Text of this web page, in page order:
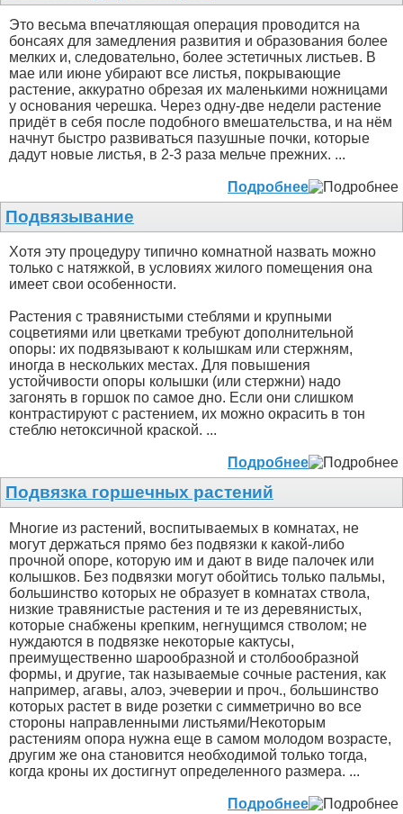
Это весьма впечатляющая операция проводится на
бонсаях для замедления развития и образования более
мелких и, следовательно, более эстетичных листьев. В
мае или июне убирают все листья, покрывающие
растение, аккуратно обрезая их маленькими ножницами
у основания черешка. Через одну-две недели растение
придёт в себя после подобного вмешательства, и на нём
начнут быстро развиваться пазушные почки, которые
дадут новые листья, в 2-3 раза мельче прежних. ...
Подробнее
Подвязывание
Хотя эту процедуру типично комнатной назвать можно
только с натяжкой, в условиях жилого помещения она
имеет свои особенности.
Растения с травянистыми стеблями и крупными
соцветиями или цветками требуют дополнительной
опоры: их подвязывают к колышкам или стержням,
иногда в нескольких местах. Для повышения
устойчивости опоры колышки (или стержни) надо
загонять в горшок по самое дно. Если они слишком
контрастируют с растением, их можно окрасить в тон
стеблю нетоксичной краской. ...
Подробнее
Подвязка горшечных растений
Многие из растений, воспитываемых в комнатах, не
могут держаться прямо без подвязки к какой-либо
прочной опоре, которую им и дают в виде палочек или
колышков. Без подвязки могут обойтись только пальмы,
большинство которых не образует в комнатах ствола,
низкие травянистые растения и те из деревянистых,
которые снабжены крепким, негнущимся стволом; не
нуждаются в подвязке некоторые кактусы,
преимущественно шарообразной и столбообразной
формы, и другие, так называемые сочные растения, как
например, агавы, алоэ, эчеверии и проч., большинство
которых растет в виде розетки с симметрично во все
стороны направленными листьями/Некоторым
растениям опора нужна еще в самом молодом возрасте,
другим же она становится необходимой только тогда,
когда кроны их достигнут определенного размера. ...
Подробнее